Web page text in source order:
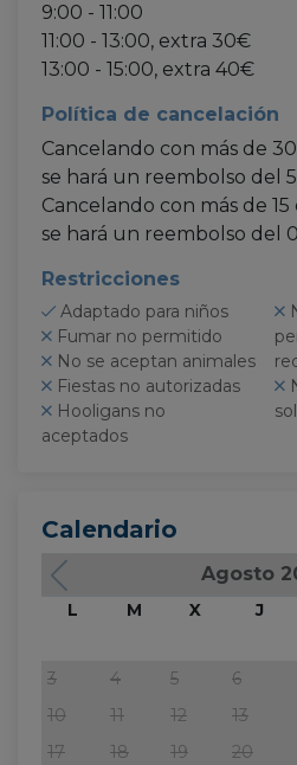
9:00 - 11:00
11:00 - 13:00, extra 30€
13:00 - 15:00, extra 40€
Política de cancelación
Cancelando con más de
se hará un reembolso del
Cancelando con más de
se hará un reembolso del
Restricciones
Adaptado para niños
Fumar no permitido
No se aceptan animales
Fiestas no autorizadas
aceptados
Calendario
Agosto
L M X J
3
4 5 6
10
11 12 13
17
18 19 20